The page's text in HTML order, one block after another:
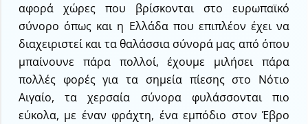
αφορά χώρες που βρίσκονται στο ευρωπαϊκό
σύνορο όπως και η Ελλάδα που επιπλέον έχει να
διαχειριστεί και τα θαλάσσια σύνορά μας από όπου
μπαίνουνε πάρα πολλοί, έχουμε μιλήσει πάρα
πολλές φορές για τα σημεία πίεσης στο Νότιο
Αιγαίο, τα χερσαία σύνορα φυλάσσονται πιο
εύκολα, με έναν φράχτη, ένα εμπόδιο στον Έβρο